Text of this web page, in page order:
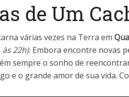
de Um
várias vezes na Terra em
22h). Embora encontre novas
sempre o sonho de
e o grande amor de sua vida.